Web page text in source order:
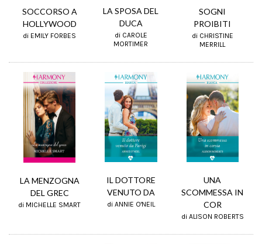
SOCCORSO A
HOLLYWOOD
di EMILY FORBES
LA SPOSA DEL
DUCA
di CAROLE
MORTIMER
SOGNI
PROIBITI
di CHRISTINE
MERRILL
LA MENZOGNA
DEL GREC
di MICHELLE SMART
IL DOTTORE
VENUTO DA
di ANNIE O'NEIL
UNA
SCOMMESSA IN
COR
di ALISON ROBERTS